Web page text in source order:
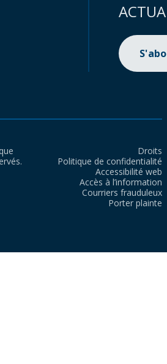
Droits
Politique de confidentialité
Accessibilité web
Accès à l’information
Courriers frauduleux
Porter plainte